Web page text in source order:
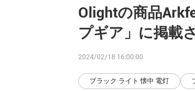
Olightの商品
プギア」に掲載
2024/02/18 16:00:00
ブラック ライト 懐中 電灯